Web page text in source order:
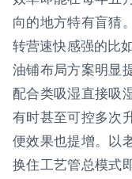
向的地方特有盲猜
转营速快感强的比
油铺布局方案明显
配合类吸湿直接吸
有时甚至可控多次
便效果也提增。以
换住工艺管总模式